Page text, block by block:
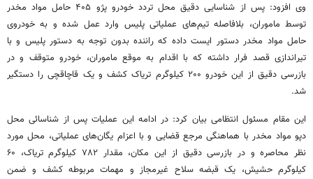
وی افزود: پس از شناسایی دقیق محل تردد خودرو پژو ۴۰۵ حامل مواد مخدر
توسط ماموران، بلافاصله تیم‌های عملیاتی پلیس وارد عمل شده و به خودروی
حامل مواد مخدر دستور ایست داده که راننده بدون توجه به دستور پلیس و با
تیراندازی قصد فرار داشته که با اقدام به موقع ماموران، خودرو متوقف و در
بازرسی دقیق از این خودرو ۲۰۰ کیلوگرم تریاک کشف و یک قاچاقچی را دستگیر
شد.
این مقام مسئول انتظامی بیان کرد: در ادامه این عملیات پس از شناسائی محل
دپو مواد مخدر با هماهنگی مرجع قضایی و با اعزام یگان‌های عملیاتی، محل مورد
نظر محاصره و در بازرسی دقیق از این مکان، مقدار ۷۸۲ کیلوگرم تریاک، ۶۰
کیلوگرم حشیش، یک قبضه سلاح غیرمجاز و مهمات مربوطه کشف و ضمن